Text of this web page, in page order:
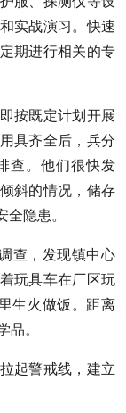
实战演习。快速
期进行相关的专
按既定计划开展
具齐全后，兵分
查。他们很快发
斜的情况，储存
隐患。
查，发现镇中心
玩具车在厂区玩
生火做饭。距离
品。
起警戒线，建立